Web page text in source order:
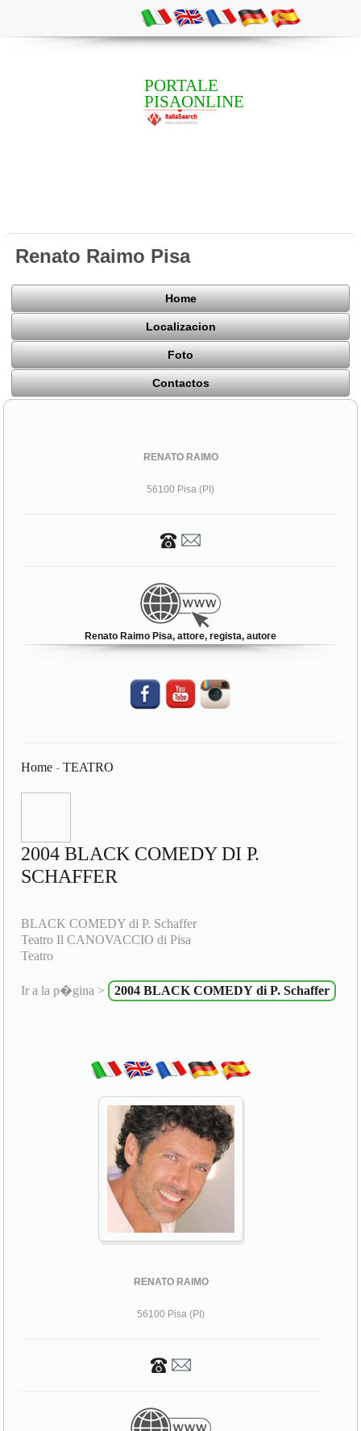
PORTALE
PISAONLINE
Renato Raimo Pisa
Home
Localizacion
Foto
Contactos
RENATO RAIMO
56100 Pisa (PI)
Renato Raimo Pisa, attore, regista, autore
Home -TEATRO
2004 BLACK COMEDY DI P.
SCHAFFER
BLACK COMEDY di P. Schaffer
Teatro Il CANOVACCIO di Pisa
Teatro
Ir a la p�gina > 2004 BLACK COMEDY di P. Schaffer
RENATO RAIMO
56100 Pisa (PI)